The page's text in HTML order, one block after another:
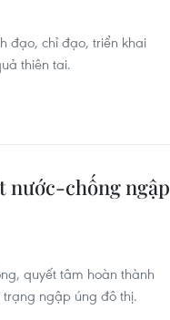
đạo, chỉ đạo, triển khai
thiên tai.
nước-chống ngập
quyết tâm hoàn thành
ngập úng đô thị.